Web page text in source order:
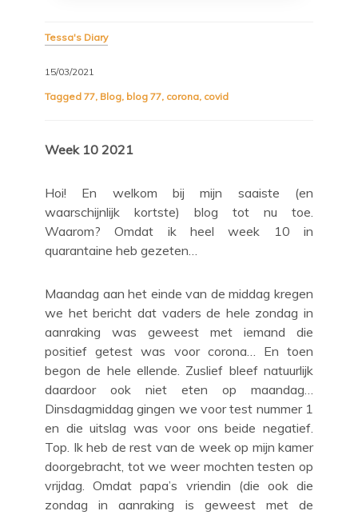
Tessa's Diary
15/03/2021
Tagged 77, Blog, blog 77, corona, covid
Week 10 2021
Hoi! En welkom bij mijn saaiste (en
waarschijnlijk kortste) blog tot nu toe.
Waarom? Omdat ik heel week 10 in
quarantaine heb gezeten…
Maandag aan het einde van de middag kregen
we het bericht dat vaders de hele zondag in
aanraking was geweest met iemand die
positief getest was voor corona… En toen
begon de hele ellende. Zuslief bleef natuurlijk
daardoor ook niet eten op maandag…
Dinsdagmiddag gingen we voor test nummer 1
en die uitslag was voor ons beide negatief.
Top. Ik heb de rest van de week op mijn kamer
doorgebracht, tot we weer mochten testen op
vrijdag. Omdat papa’s vriendin (die ook die
zondag in aanraking is geweest met de